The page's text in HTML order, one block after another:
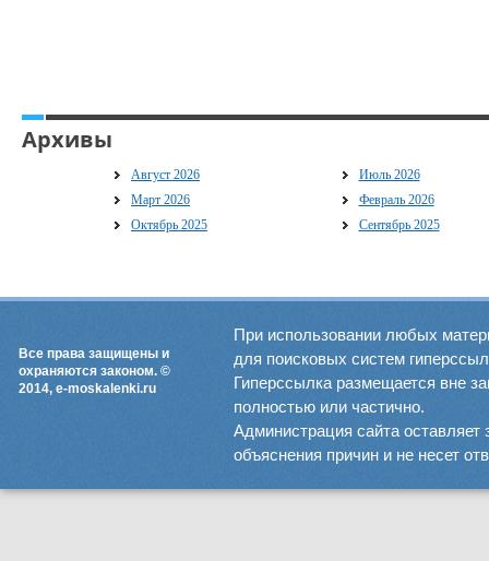
Архивы
Август 2026
Июль 2026
Март 2026
Февраль 2026
Октябрь 2025
Сентябрь 2025
Все права защищены и
охраняются законом. ©
2014, e-moskalenki.ru
При использовании любых
для поисковых систем
Гиперссылка размещается вне
полностью или частично.
Администрация сайта оставляет
объяснения причин и не несет